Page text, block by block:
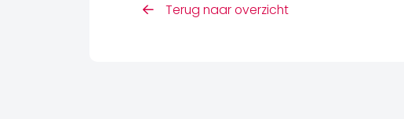
Terug naar overzicht